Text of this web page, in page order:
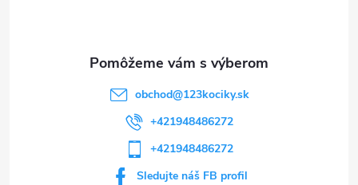
obchod@123kociky.sk
+421948486272
+421948486272
Sledujte náš FB profil